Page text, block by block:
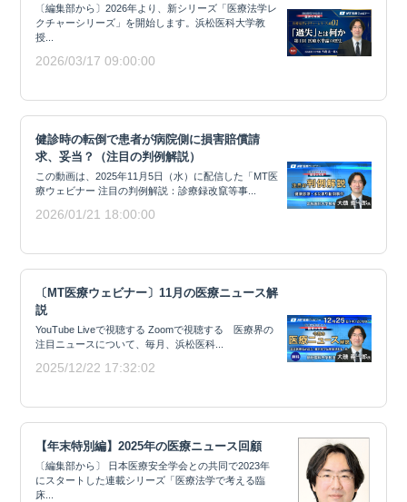
〔編集部から〕2026年より、新シリーズ「医療法学レ
クチャーシリーズ」を開始します。浜松医科大学教
授...
2026/03/17 09:00:00
健診時の転倒で患者が病院側に損害賠償請
求、妥当？（注目の判例解説）
この動画は、2025年11月5日（水）に配信した「MT医
療ウェビナー 注目の判例解説：診療録改竄等事...
2026/01/21 18:00:00
〔MT医療ウェビナー〕11月の医療ニュース解
説
YouTube Liveで視聴する Zoomで視聴する 医療界の
注目ニュースについて、毎月、浜松医科...
2025/12/22 17:32:02
【年末特別編】2025年の医療ニュース回顧
〔編集部から〕 日本医療安全学会との共同で2023年
にスタートした連載シリーズ「医療法学で考える臨
床...